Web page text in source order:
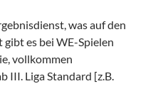
was auf den
es bei WE-Spielen
vollkommen
III. Liga Standard [z.B.